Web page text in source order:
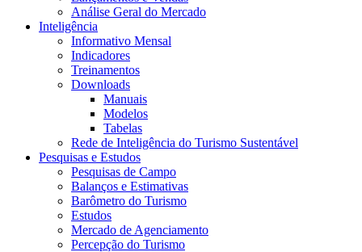
Análise Geral do Mercado
Inteligência
Informativo Mensal​
Indicadores
Treinamentos
Downloads
Manuais
Modelos
Tabelas
Rede de Inteligência do Turismo Sustentável
Pesquisas e Estudos
Pesquisas de Campo
Balanços e Estimativas
Barômetro do Turismo
Estudos
Mercado de Agenciamento
Percepção do Turismo